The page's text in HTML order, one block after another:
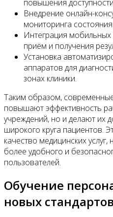
повышения доступности
Внедрение онлайн-
мониторинга
Интеграция
приём и получения
Установка
аппаратов для
зонах клиники.
Таким образом,
повышают эффективность
учреждений, но и делают их
широкого круга пациентов.
качество медицинских
более удобного и
пользователей.
Обучение
новых